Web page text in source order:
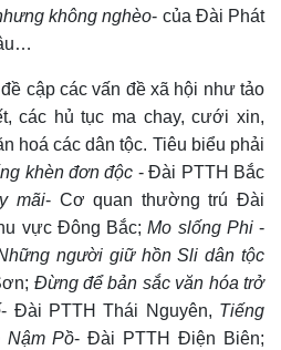
không nghèo- của Đài Phát
cập cácvấn đề xã hội như tảo
các hủ tục ma chay, cưới xin,
hoá các dân tộc. Tiêu biểu phải
khèn đơn độc -Đài PTTH Bắc
mãi- Cơ quan thường trú Đài
vực Đông Bắc; Mo slống Phi-
người giữ hồn Sli dân tộc
Đừng để bản sắc văn hóa trở
- Đài PTTH Thái Nguyên, Tiếng
Nậm Pồ- Đài PTTH Điện Biên;